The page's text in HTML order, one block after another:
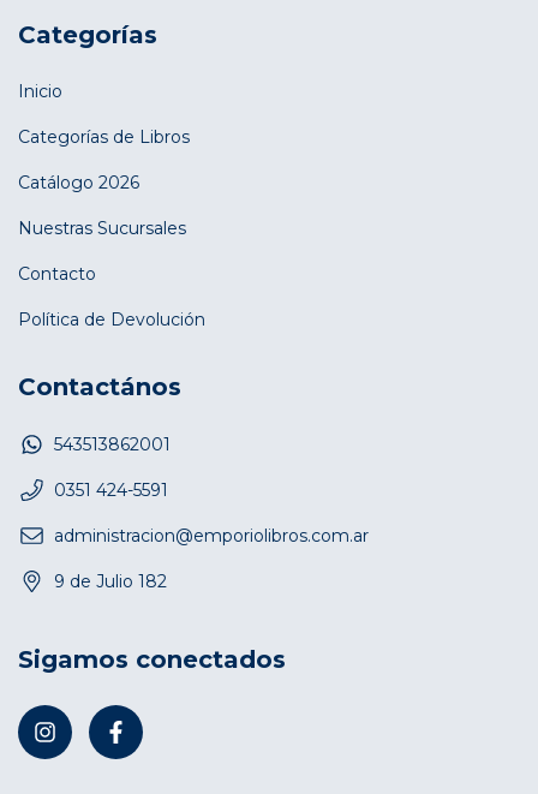
Categorías
Inicio
Categorías de Libros
Catálogo 2026
Nuestras Sucursales
Contacto
Política de Devolución
Contactános
543513862001
0351 424-5591
administracion@emporiolibros.com.ar
9 de Julio 182
Sigamos conectados